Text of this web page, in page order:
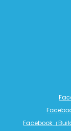
Facebook（